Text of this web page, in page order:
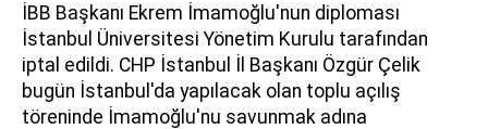
İBB Başkanı Ekrem İmamoğlu'nun diploması
İstanbul Üniversitesi Yönetim Kurulu tarafından
iptal edildi. CHP İstanbul İl Başkanı Özgür Çelik
bugün İstanbul'da yapılacak olan toplu açılış
töreninde İmamoğlu'nu savunmak adına